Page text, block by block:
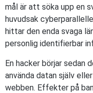
mål är att söka upp en
huvudsak
hittar den enda svaga
personlig identifierbar
En hacker börjar sedan
använda datan själv
webben. Effekter på